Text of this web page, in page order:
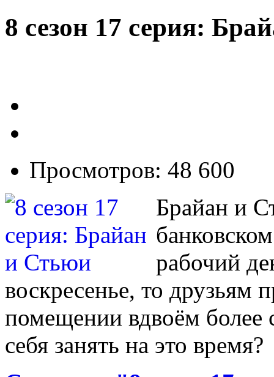
8 сезон 17 серия:
Просмотров: 48 600
Брайан и
рабочий
воскресенье, то друзьям
помещении вдвоём более
себя занять на это время?